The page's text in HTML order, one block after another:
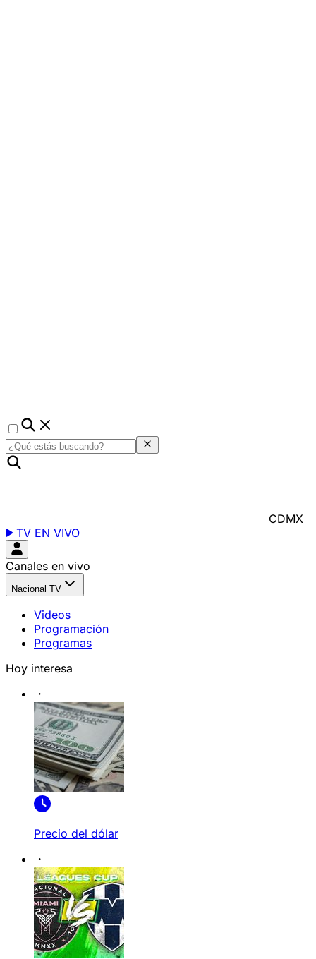
CDMX
TV EN VIVO
Canales en vivo
Nacional TV
Videos
Programación
Programas
Hoy interesa
Precio del dólar